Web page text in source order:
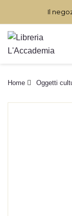
Il
Home Oggetti